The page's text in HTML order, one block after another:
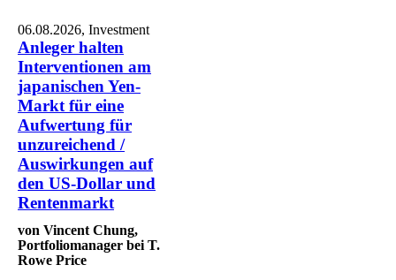
06.08.2026, Investment
Anleger halten
Interventionen am
japanischen Yen-
Markt für eine
Aufwertung für
unzureichend /
Auswirkungen auf
den US-Dollar und
Rentenmarkt
von Vincent Chung,
Portfoliomanager bei T.
Rowe Price